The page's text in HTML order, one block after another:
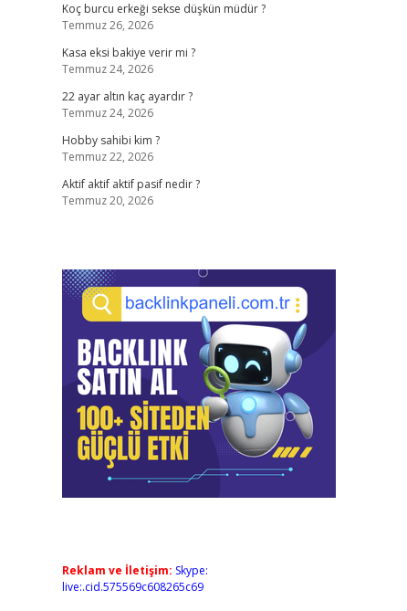
Koç burcu erkeği sekse düşkün müdür ?
Temmuz 26, 2026
Kasa eksi bakiye verir mi ?
Temmuz 24, 2026
22 ayar altın kaç ayardır ?
Temmuz 24, 2026
Hobby sahibi kim ?
Temmuz 22, 2026
Aktif aktif aktif pasif nedir ?
Temmuz 20, 2026
Reklam ve İletişim: Skype:
live:.cid.575569c608265c69